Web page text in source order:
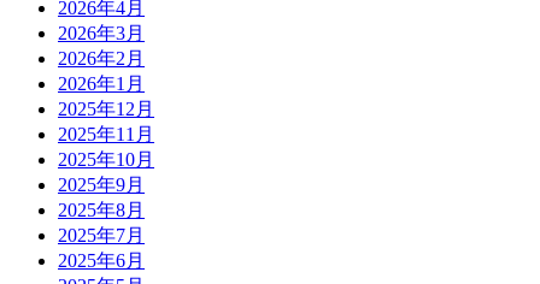
2026年4月
2026年3月
2026年2月
2026年1月
2025年12月
2025年11月
2025年10月
2025年9月
2025年8月
2025年7月
2025年6月